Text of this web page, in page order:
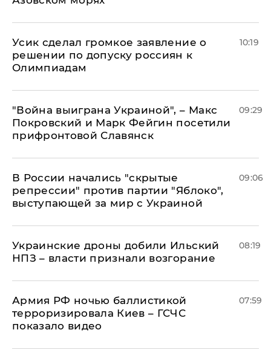
Усик сделал громкое заявление о
решении по допуску россиян к
Олимпиадам
10:19
"Война выиграна Украиной", – Макс
Покровский и Марк Фейгин посетили
прифронтовой Славянск
09:29
В России начались "скрытые
репрессии" против партии "Яблоко",
выступающей за мир с Украиной
09:06
Украинские дроны добили Ильский
НПЗ – власти признали возгорание
08:19
Армия РФ ночью баллистикой
терроризировала Киев – ГСЧС
показало видео
07:59